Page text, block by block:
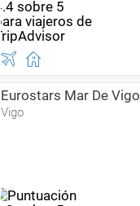
Eurostars Mar De Vigo
Vigo